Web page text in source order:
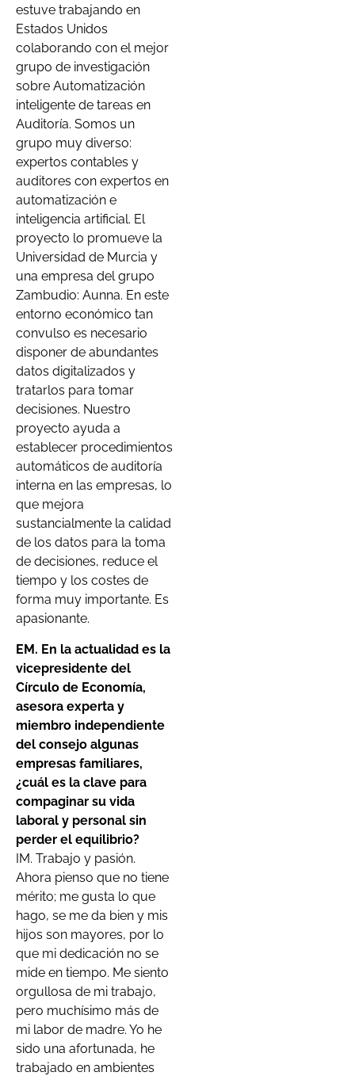
estuve trabajando en
Estados Unidos
colaborando con el mejor
grupo de investigación
sobre Automatización
inteligente de tareas en
Auditoría. Somos un
grupo muy diverso:
expertos contables y
auditores con expertos en
automatización e
inteligencia artificial. El
proyecto lo promueve la
Universidad de Murcia y
una empresa del grupo
Zambudio: Aunna. En este
entorno económico tan
convulso es necesario
disponer de abundantes
datos digitalizados y
tratarlos para tomar
decisiones. Nuestro
proyecto ayuda a
establecer procedimientos
automáticos de auditoría
interna en las empresas, lo
que mejora
sustancialmente la calidad
de los datos para la toma
de decisiones, reduce el
tiempo y los costes de
forma muy importante. Es
apasionante.
EM. En la actualidad es la
vicepresidente del
Círculo de Economía,
asesora experta y
miembro independiente
del consejo algunas
empresas familiares,
¿cuál es la clave para
compaginar su vida
laboral y personal sin
perder el equilibrio?
IM. Trabajo y pasión.
Ahora pienso que no tiene
mérito; me gusta lo que
hago, se me da bien y mis
hijos son mayores, por lo
que mi dedicación no se
mide en tiempo. Me siento
orgullosa de mi trabajo,
pero muchísimo más de
mi labor de madre. Yo he
sido una afortunada, he
trabajado en ambientes